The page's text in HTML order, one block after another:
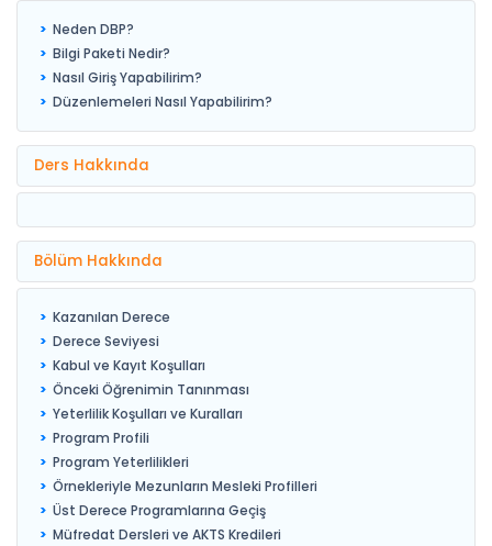
Neden DBP?
Bilgi Paketi Nedir?
Nasıl Giriş Yapabilirim?
Düzenlemeleri Nasıl Yapabilirim?
Ders Hakkında
Bölüm Hakkında
Kazanılan Derece
Derece Seviyesi
Kabul ve Kayıt Koşulları
Önceki Öğrenimin Tanınması
Yeterlilik Koşulları ve Kuralları
Program Profili
Program Yeterlilikleri
Örnekleriyle Mezunların Mesleki Profilleri
Üst Derece Programlarına Geçiş
Müfredat Dersleri ve AKTS Kredileri